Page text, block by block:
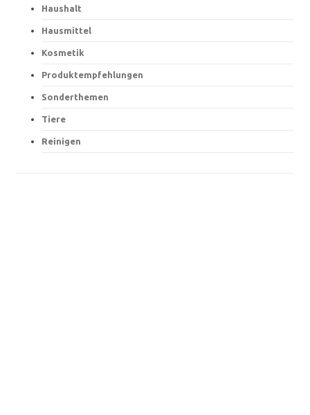
Haushalt
Hausmittel
Kosmetik
Produktempfehlungen
Sonderthemen
Tiere
Reinigen